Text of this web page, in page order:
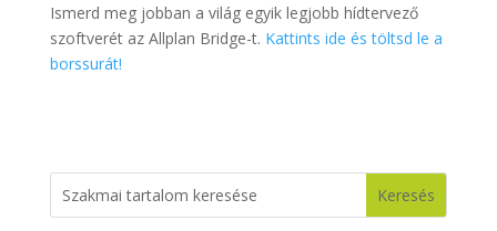
Ismerd meg jobban a világ egyik legjobb hídtervező
szoftverét az Allplan Bridge-t. Kattints ide és töltsd le a
borssurát!